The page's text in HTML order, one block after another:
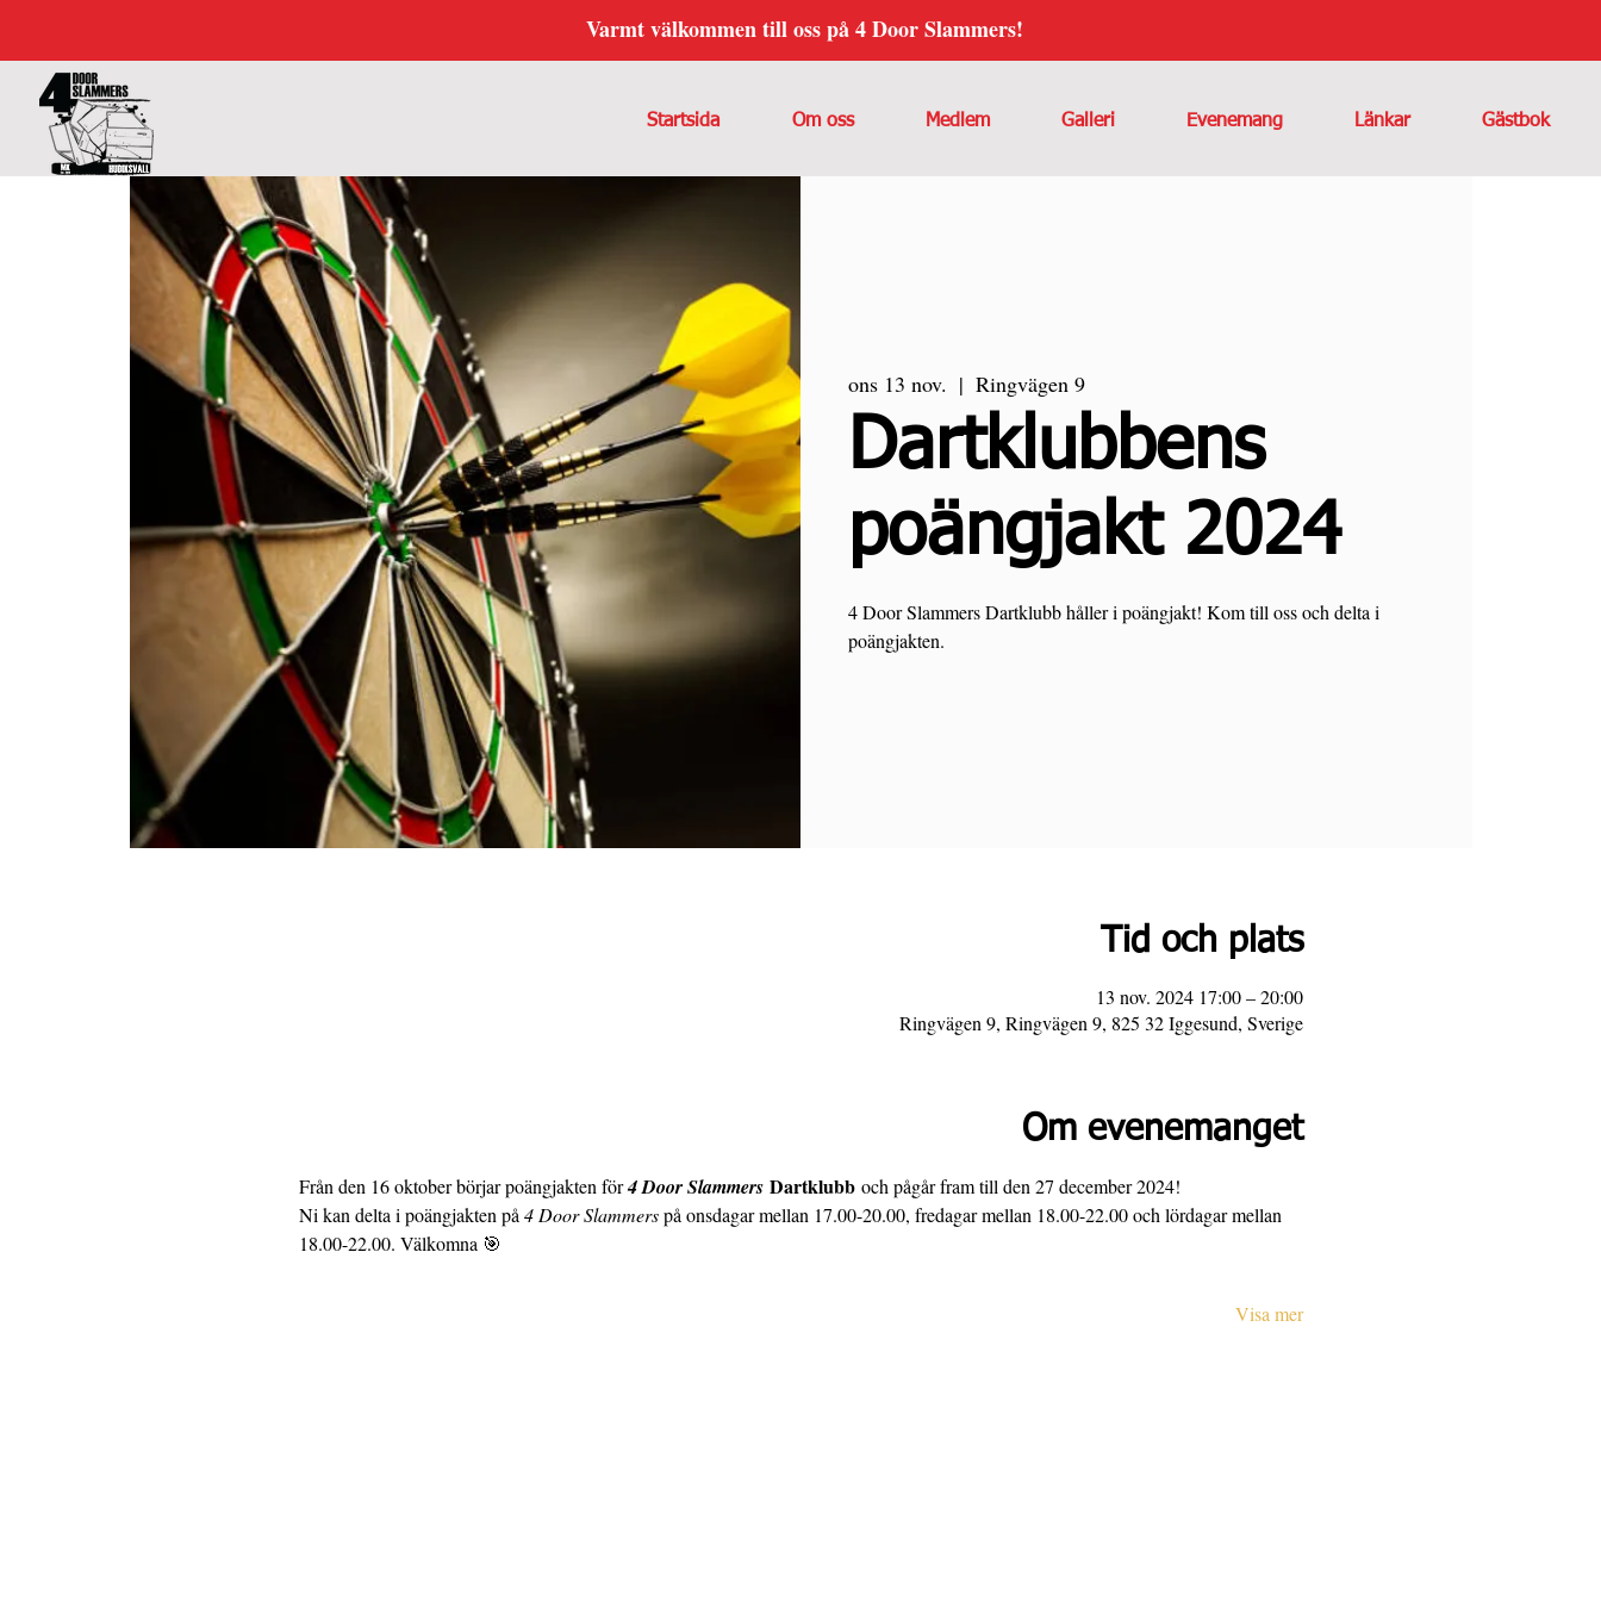
Varmt välkommen till oss på 4 Door Slammers!
Startsida Om oss Medlem Galleri Evenemang Länkar Gästbok
ons 13 nov.
  |
Ringvägen 9
Dartklubbens
poängjakt 2024
4 Door Slammers Dartklubb håller i poängjakt! Kom till oss och delta i
poängjakten.
Tid och plats
13 nov. 2024 17:00 – 20:00
Ringvägen 9, Ringvägen 9, 825 32 Iggesund, Sverige
Om evenemanget
Från den 16 oktober börjar poängjakten för 4 Door Slammers Dartklubb och pågår fram till den 27 december 2024!
Ni kan delta i poängjakten på 4 Door Slammers på onsdagar mellan 17.00-20.00, fredagar mellan 18.00-22.00 och lördagar mellan
18.00-22.00. Välkomna 🎯
Visa mer